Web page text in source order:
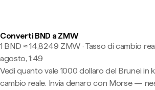
Converti BND a ZMW
1 BND ≈ 14,8249 ZMW · Tasso di cambio
agosto, 1:49
Vedi quanto vale 1000 dollaro del Brunei in
cambio reale. Invia denaro con Morse —